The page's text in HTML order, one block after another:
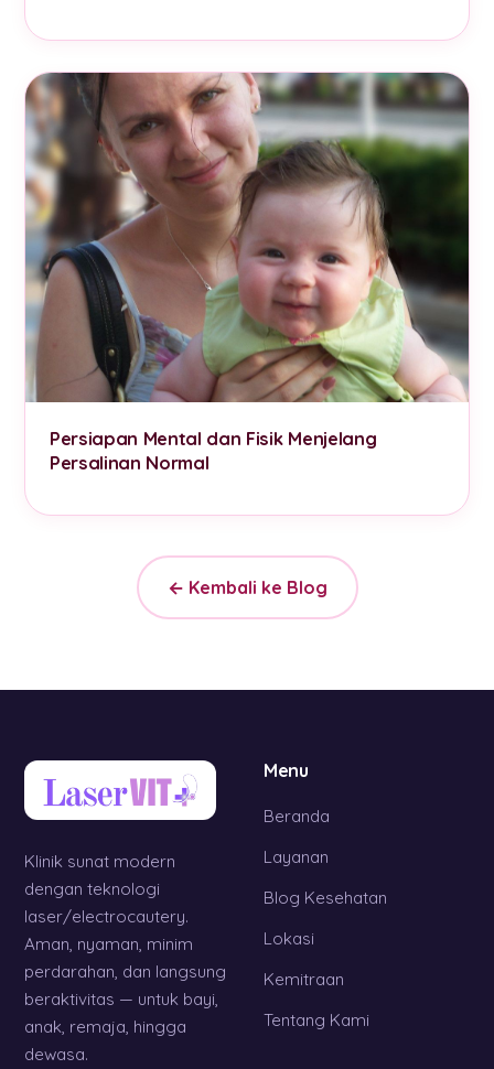
Persiapan Mental dan Fisik Menjelang
Persalinan Normal
← Kembali ke Blog
Klinik sunat modern
dengan teknologi
laser/electrocautery.
Aman, nyaman, minim
perdarahan, dan langsung
beraktivitas — untuk bayi,
anak, remaja, hingga
dewasa.
Menu
Beranda
Layanan
Blog Kesehatan
Lokasi
Kemitraan
Tentang Kami